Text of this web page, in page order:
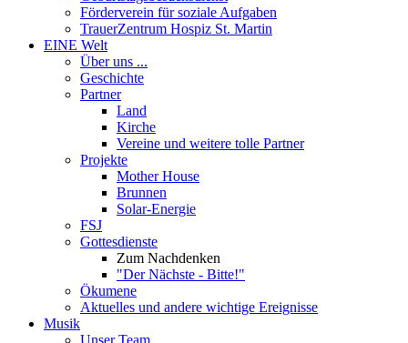
Förderverein für soziale Aufgaben
TrauerZentrum Hospiz St. Martin
EINE Welt
Über uns ...
Geschichte
Partner
Land
Kirche
Vereine und weitere tolle Partner
Projekte
Mother House
Brunnen
Solar-Energie
FSJ
Gottesdienste
Zum Nachdenken
"Der Nächste - Bitte!"
Ökumene
Aktuelles und andere wichtige Ereignisse
Musik
Unser Team